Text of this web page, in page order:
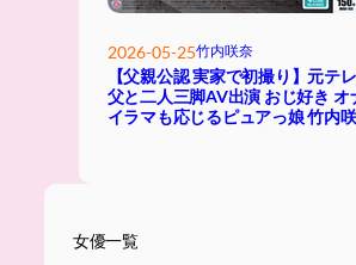
2026-05-25竹内咲奈
【父親公認 実家で初撮り】元テ
父と二人三脚AV出演 おじ好き オ
イラマも応じるピュアっ娘 竹内
女優一覧